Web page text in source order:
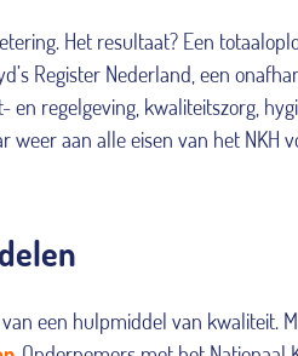
Het resultaat? Een
Register Nederland, een
regelgeving, kwaliteitszorg,
weer aan alle eisen van het NKH
een hulpmiddel van kwaliteit.